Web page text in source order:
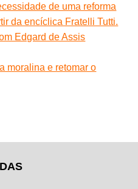
de uma reforma
da encíclica Fratelli Tutti.
Edgard de Assis
moralina e retomar o